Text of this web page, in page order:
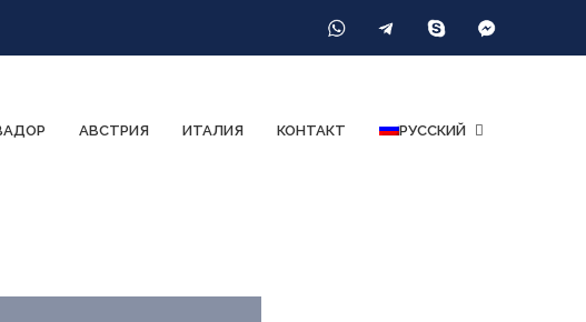
АВСТРИЯ ИТАЛИЯ КОНТАКТ РУССКИЙ